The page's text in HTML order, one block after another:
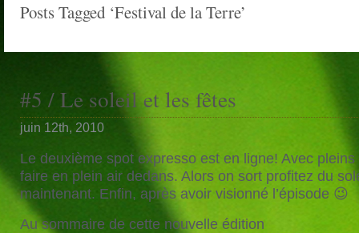
Posts Tagged ‘Festival de la Terre’
#5 / Le soleil et les fêtes
juin 12th, 2010
Le deuxième spot expresso est en ligne! Avec pleins
faire en plein air dedans. Alors on sort profitez du
maintenant. Enfin, après avoir visionné l’épisode 😉
Au sommaire de cette nouvelle édition